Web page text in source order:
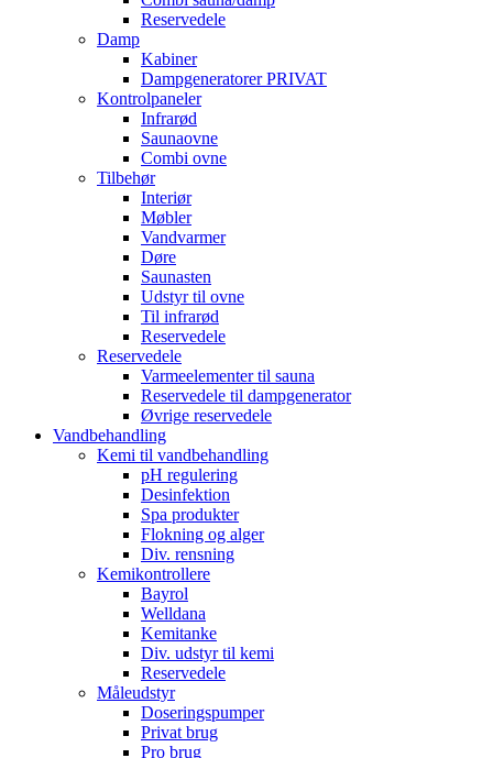
Reservedele
Damp
Kabiner
Dampgeneratorer PRIVAT
Kontrolpaneler
Infrarød
Saunaovne
Combi ovne
Tilbehør
Interiør
Møbler
Vandvarmer
Døre
Saunasten
Udstyr til ovne
Til infrarød
Reservedele
Reservedele
Varmeelementer til sauna
Reservedele til dampgenerator
Øvrige reservedele
Vandbehandling
Kemi til vandbehandling
pH regulering
Desinfektion
Spa produkter
Flokning og alger
Div. rensning
Kemikontrollere
Bayrol
Welldana
Kemitanke
Div. udstyr til kemi
Reservedele
Måleudstyr
Doseringspumper
Privat brug
Pro brug